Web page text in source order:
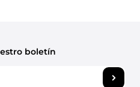
boletín